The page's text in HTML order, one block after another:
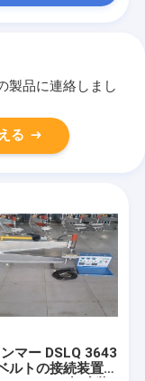
製品に連絡しまし
る
マー DSLQ 3643
ルトの接続装置の